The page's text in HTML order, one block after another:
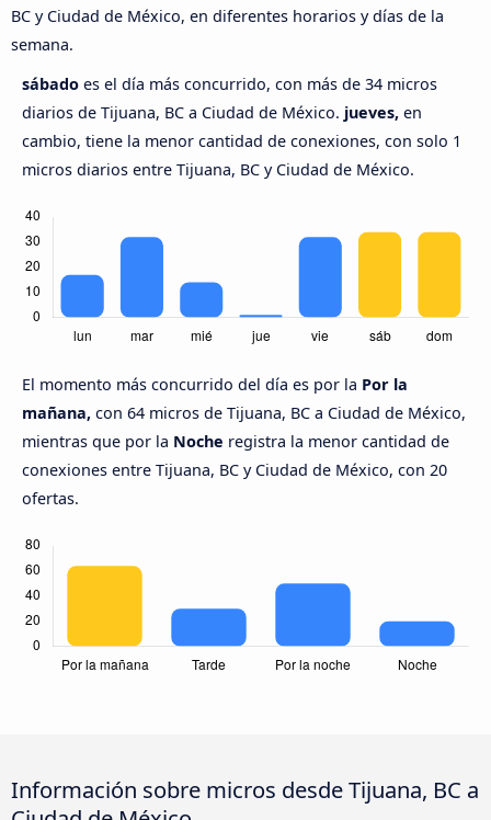
BC y Ciudad de México, en diferentes horarios y días de la
semana.
sábado es el día más concurrido, con más de 34 micros
diarios de Tijuana, BC a Ciudad de México. jueves, en
cambio, tiene la menor cantidad de conexiones, con solo 1
micros diarios entre Tijuana, BC y Ciudad de México.
El momento más concurrido del día es por la Por la
mañana, con 64 micros de Tijuana, BC a Ciudad de México,
mientras que por la Noche registra la menor cantidad de
conexiones entre Tijuana, BC y Ciudad de México, con 20
ofertas.
Información sobre micros desde Tijuana, BC a